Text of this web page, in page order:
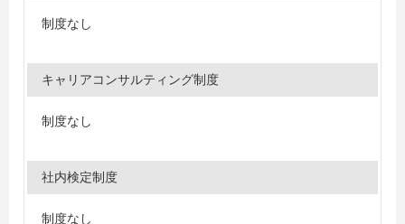
制度なし
キャリアコンサルティング制度
制度なし
社内検定制度
制度なし